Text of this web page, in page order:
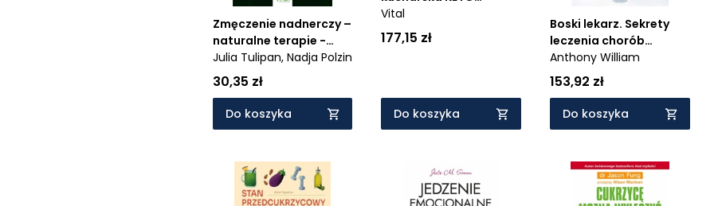
Zmęczenie nadnerczy –
naturalne terapie -
Ćwiczenia oraz dieta,
które pomogą ci
skutecznie
zregenerować
nadnercza, odzyskać
Julia Tulipan, Nadja Polzin
30,35 zł
Do koszyka
zawierająca 1500
prostych przepisów na
różnorodne dania
Vital
177,15 zł
Do koszyka
Boski lekarz. Sekrety
leczenia chorób
przewlekłych i
niewyjaśnionych -
(wyd. rozszerzone)
Anthony William
153,92 zł
Do koszyka